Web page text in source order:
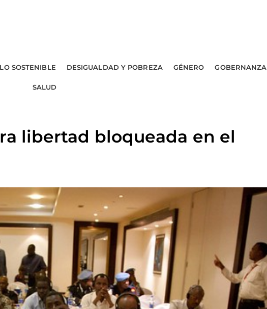
SOSTENIBLE DESIGUALDAD Y POBREZA GÉNERO GOBERNANZA
SALUD
libertad bloqueada en el